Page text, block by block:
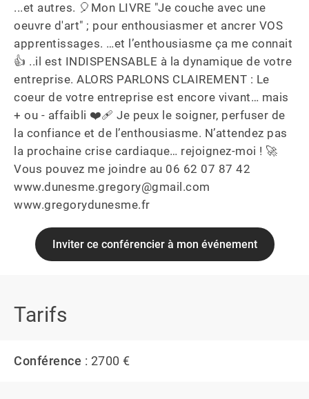
...et autres. 🎈Mon LIVRE "Je couche avec une
oeuvre d'art" ; pour enthousiasmer et ancrer VOS
apprentissages. …et l’enthousiasme ça me connait
👍 ..il est INDISPENSABLE à la dynamique de votre
entreprise. ALORS PARLONS CLAIREMENT : Le
coeur de votre entreprise est encore vivant… mais
+ ou - affaibli ❤️‍🩹 Je peux le soigner, perfuser de
la confiance et de l’enthousiasme. N’attendez pas
la prochaine crise cardiaque… rejoignez-moi ! 🚀
Vous pouvez me joindre au 06 62 07 87 42
www.dunesme.gregory@gmail.com
www.gregorydunesme.fr
Inviter ce conférencier à mon événement
Tarifs
Conférence : 2700 €